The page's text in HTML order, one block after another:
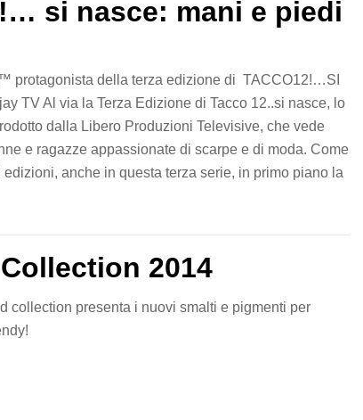
si nasce: mani e piedi
protagonista della terza edizione di TACCO12!…SI
TV Al via la Terza Edizione di Tacco 12..si nasce, lo
dalla Libero Produzioni Televisive, che vede
e ragazze appassionate di scarpe e di moda. Come
anche in questa terza serie, in primo piano la
2014
collection presenta i nuovi smalti e pigmenti per